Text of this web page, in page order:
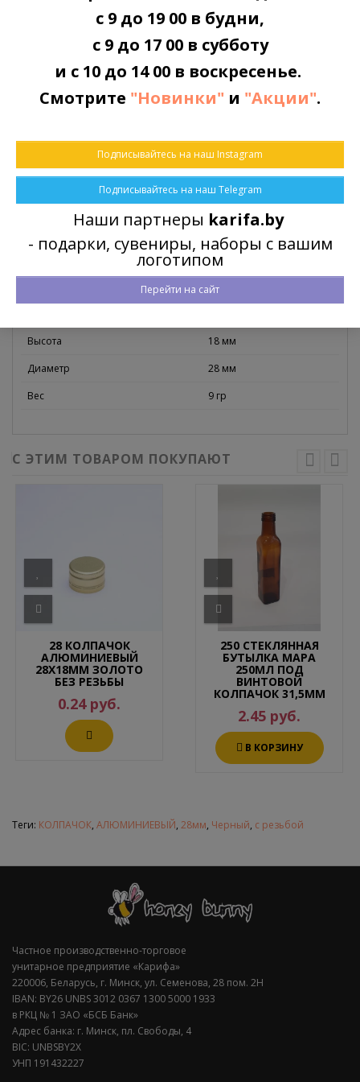
ОПЛАТА
Наличными или картой
ПРИНИМАЕМ ЗАКАЗЫ
Круглосуточно через корзину заказов
Характеристики
Описание
Отзывы (0)
Высота
18 мм
Диаметр
28 мм
Вес
9 гр
С ЭТИМ ТОВАРОМ ПОКУПАЮТ
28 КОЛПАЧОК
АЛЮМИНИЕВЫЙ
28Х18ММ ЗОЛОТО
БЕЗ РЕЗЬБЫ
0.24 руб.
250 СТЕКЛЯННАЯ
БУТЫЛКА МАРА
250МЛ ПОД
ВИНТОВОЙ
КОЛПАЧОК 31,5ММ
2.45 руб.
В КОРЗИНУ
Теги: КОЛПАЧОК, АЛЮМИНИЕВЫЙ, 28мм, Черный, с резьбой
Частное производственно-торговое
унитарное предприятие «Карифа»
220006, Беларусь, г. Минск, ул. Семенова, 28 пом. 2Н
IBAN: BY26 UNBS 3012 0367 1300 5000 1933
в РКЦ № 1 ЗАО «БСБ Банк»
Адрес банка: г. Минск, пл. Свободы, 4
BIC: UNBSBY2X
УНП 191432227
с 9 до 19 00 в будни,
с 9 до 17 00 в субботу
и с 10 до 14 00 в воскресенье.
Смотрите "Новинки" и "Акции".
Подписывайтесь на наш Instagram
Подписывайтесь на наш Telegram
Наши партнеры karifa.by
- подарки, сувениры, наборы с вашим
логотипом
Перейти на сайт